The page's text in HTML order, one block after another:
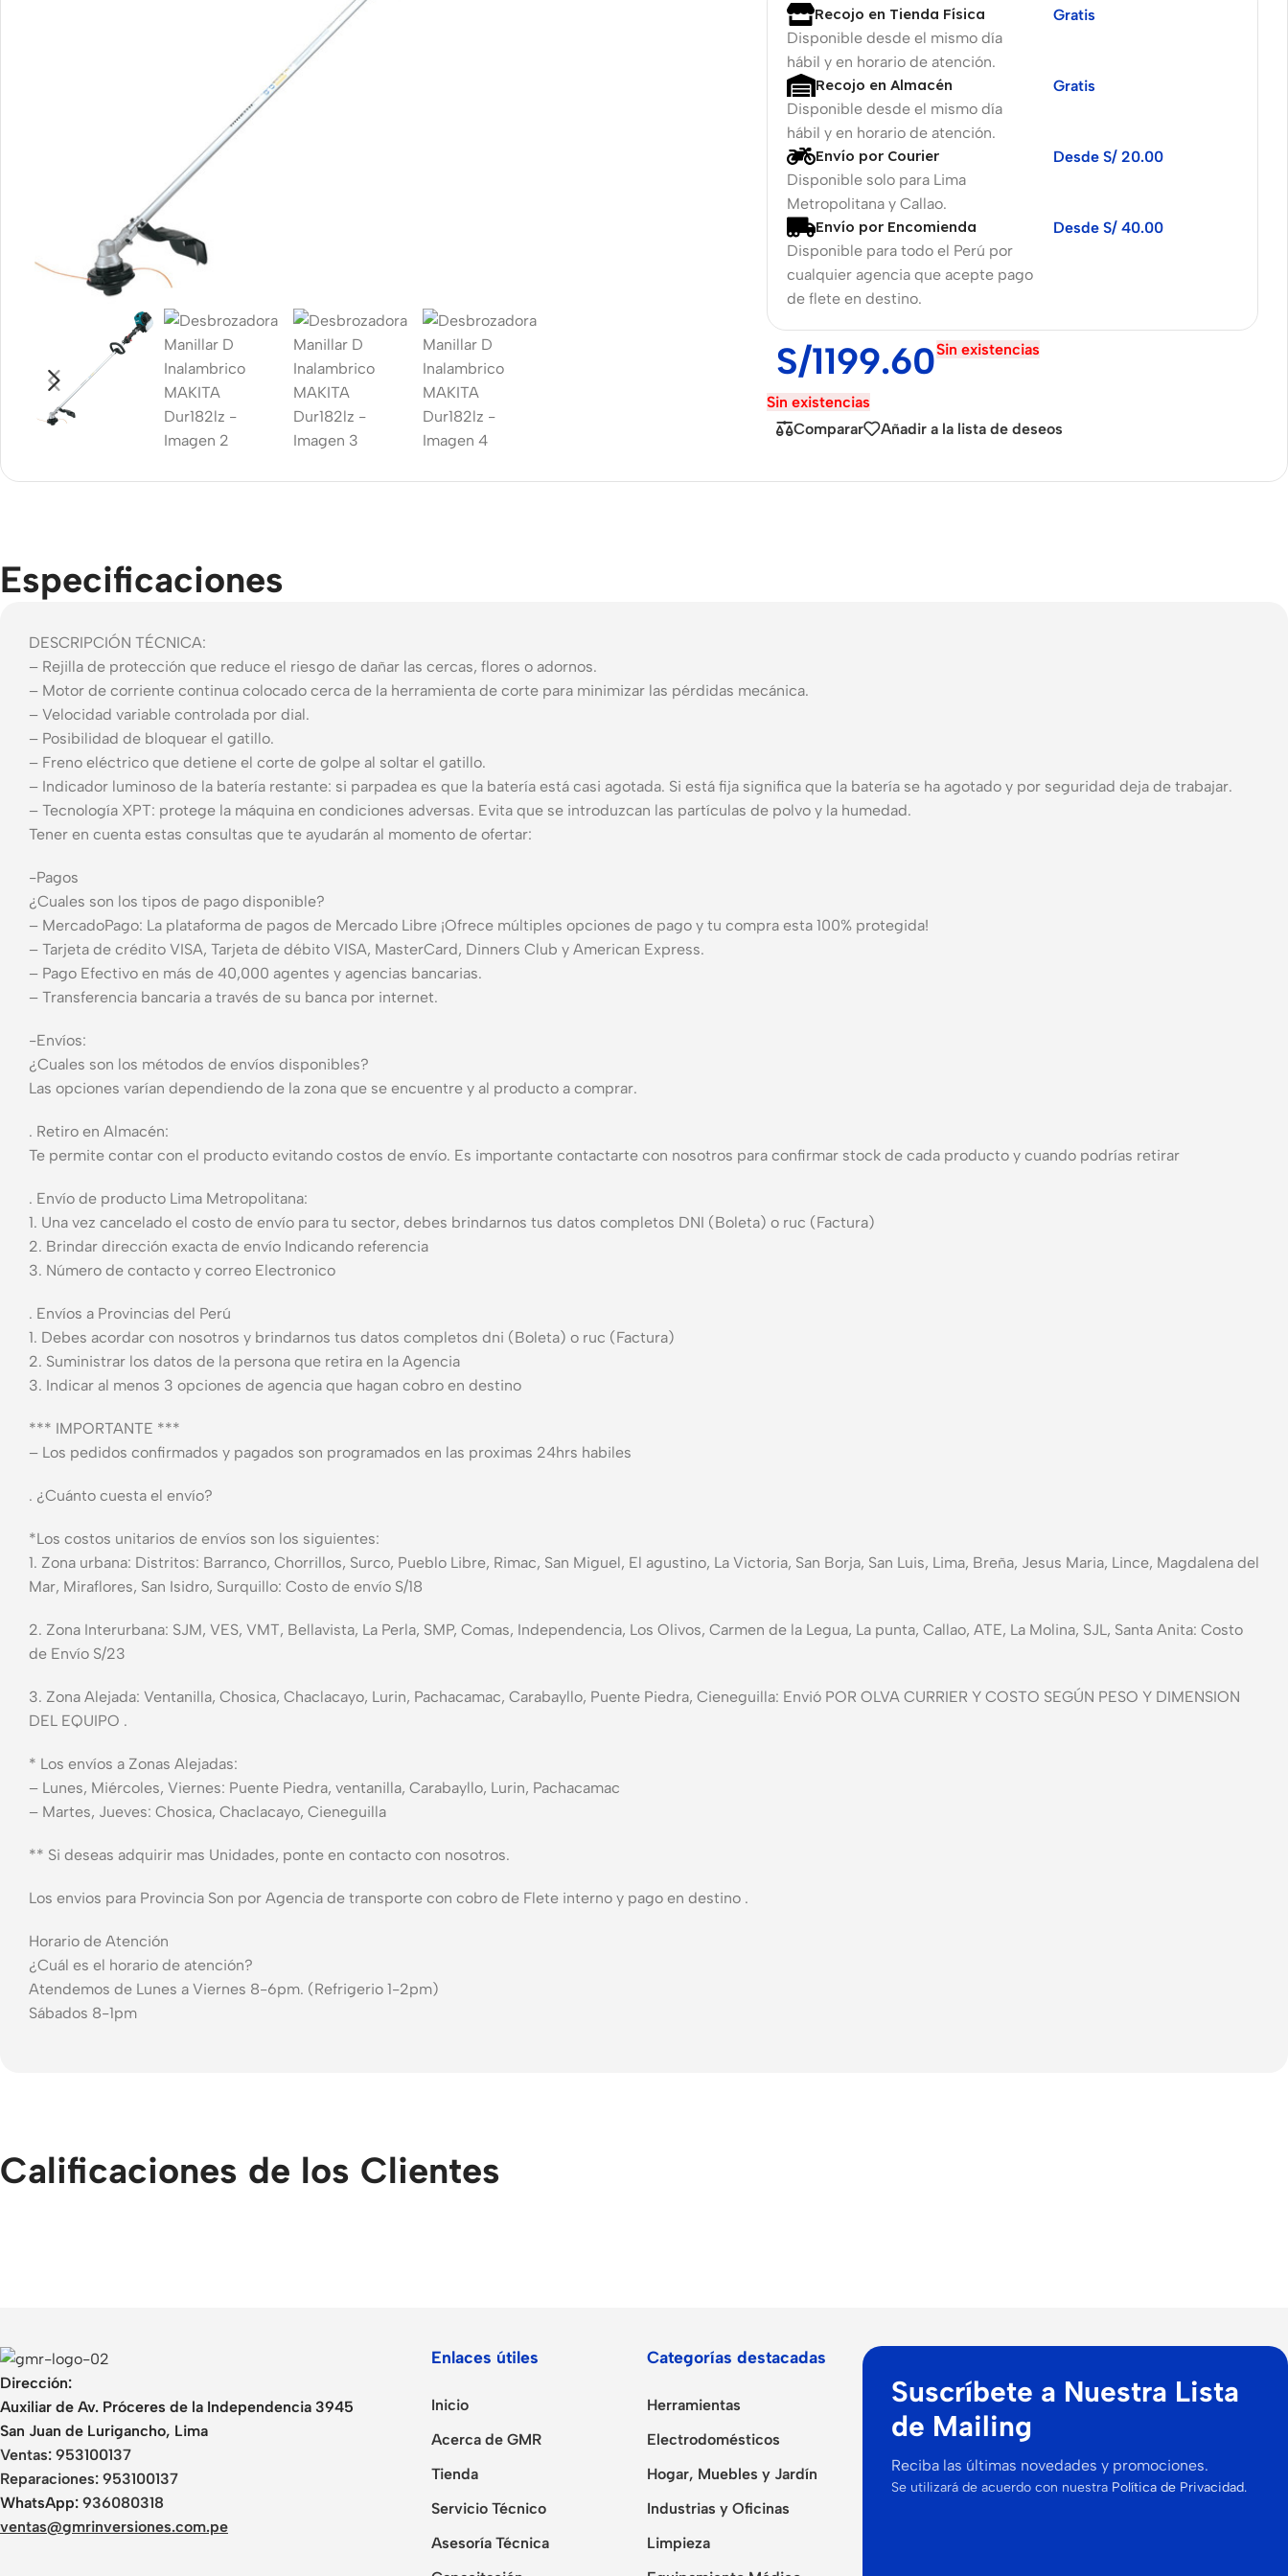
Smartphones
Samsung
Google
Motorola
Memory cards
Stand holders
Car holders
Selfie sticks
Remax
Hoco
Screen
Protectors
Phones
Covers-cases
headphones
Wired
headphones
Wireless
headphones
headsets
chargers
Recojo en Tienda Física
Disponible desde el mismo día
hábil y en horario de atención.
Gratis
Recojo en Almacén
Disponible desde el mismo día
hábil y en horario de atención.
Gratis
Envío por Courier
Disponible solo para Lima
Metropolitana y Callao.
Desde S/ 20.00
Envío por Encomienda
Disponible para todo el Perú por
cualquier agencia que acepte pago
de flete en destino.
Desde S/ 40.00
S/1199.60Sin existencias
Sin existencias
Comparar
Añadir a la lista de deseos
Especificaciones
DESCRIPCIÓN TÉCNICA:
– Rejilla de protección que reduce el riesgo de dañar las cercas, flores o adornos.
– Motor de corriente continua colocado cerca de la herramienta de corte para minimizar las pérdidas mecánica.
– Velocidad variable controlada por dial.
– Posibilidad de bloquear el gatillo.
– Freno eléctrico que detiene el corte de golpe al soltar el gatillo.
– Indicador luminoso de la batería restante: si parpadea es que la batería está casi agotada. Si está fija significa que la batería se ha agotado y por seguridad deja de trabajar.
– Tecnología XPT: protege la máquina en condiciones adversas. Evita que se introduzcan las partículas de polvo y la humedad.
Tener en cuenta estas consultas que te ayudarán al momento de ofertar:
-Pagos
¿Cuales son los tipos de pago disponible?
– MercadoPago: La plataforma de pagos de Mercado Libre ¡Ofrece múltiples opciones de pago y tu compra esta 100% protegida!
– Tarjeta de crédito VISA, Tarjeta de débito VISA, MasterCard, Dinners Club y American Express.
– Pago Efectivo en más de 40,000 agentes y agencias bancarias.
– Transferencia bancaria a través de su banca por internet.
-Envíos:
¿Cuales son los métodos de envíos disponibles?
Las opciones varían dependiendo de la zona que se encuentre y al producto a comprar.
. Retiro en Almacén:
Te permite contar con el producto evitando costos de envío. Es importante contactarte con nosotros para confirmar stock de cada producto y cuando podrías retirar
. Envío de producto Lima Metropolitana:
1. Una vez cancelado el costo de envío para tu sector, debes brindarnos tus datos completos DNI (Boleta) o ruc (Factura)
2. Brindar dirección exacta de envío Indicando referencia
3. Número de contacto y correo Electronico
. Envíos a Provincias del Perú
1. Debes acordar con nosotros y brindarnos tus datos completos dni (Boleta) o ruc (Factura)
2. Suministrar los datos de la persona que retira en la Agencia
3. Indicar al menos 3 opciones de agencia que hagan cobro en destino
*** IMPORTANTE ***
– Los pedidos confirmados y pagados son programados en las proximas 24hrs habiles
. ¿Cuánto cuesta el envío?
*Los costos unitarios de envíos son los siguientes:
1. Zona urbana: Distritos: Barranco, Chorrillos, Surco, Pueblo Libre, Rimac, San Miguel, El agustino, La Victoria, San Borja, San Luis, Lima, Breña, Jesus Maria, Lince, Magdalena del
Mar, Miraflores, San Isidro, Surquillo: Costo de envío S/18
2. Zona Interurbana: SJM, VES, VMT, Bellavista, La Perla, SMP, Comas, Independencia, Los Olivos, Carmen de la Legua, La punta, Callao, ATE, La Molina, SJL, Santa Anita: Costo
de Envío S/23
3. Zona Alejada: Ventanilla, Chosica, Chaclacayo, Lurin, Pachacamac, Carabayllo, Puente Piedra, Cieneguilla: Envió POR OLVA CURRIER Y COSTO SEGÚN PESO Y DIMENSION
DEL EQUIPO .
* Los envíos a Zonas Alejadas:
– Lunes, Miércoles, Viernes: Puente Piedra, ventanilla, Carabayllo, Lurin, Pachacamac
– Martes, Jueves: Chosica, Chaclacayo, Cieneguilla
** Si deseas adquirir mas Unidades, ponte en contacto con nosotros.
Los envios para Provincia Son por Agencia de transporte con cobro de Flete interno y pago en destino .
Horario de Atención
¿Cuál es el horario de atención?
Atendemos de Lunes a Viernes 8-6pm. (Refrigerio 1-2pm)
Sábados 8-1pm
Calificaciones de los Clientes
Dirección:
Auxiliar de Av. Próceres de la Independencia 3945
San Juan de Lurigancho, Lima
Ventas: 953100137
Reparaciones: 953100137
WhatsApp: 936080318
ventas@gmrinversiones.com.pe
Enlaces útiles
Inicio
Acerca de GMR
Tienda
Servicio Técnico
Asesoría Técnica
Categorías destacadas
Herramientas
Electrodomésticos
Hogar, Muebles y Jardín
Industrias y Oficinas
Limpieza
Suscríbete a Nuestra Lista
de Mailing
Reciba las últimas novedades y promociones.
Se utilizará de acuerdo con nuestra Política de Privacidad.